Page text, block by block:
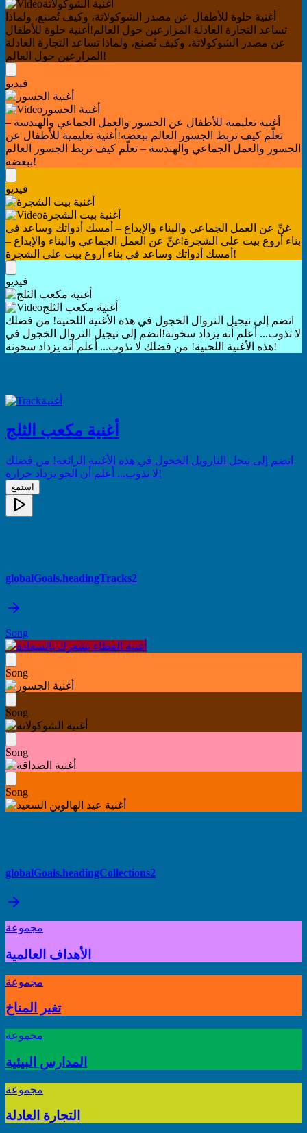
أغنية الشوكولاتة
أغنية حلوة للأطفال عن مصدر الشوكولاتة، وكيف تُصنع، ولماذا
تساعد التجارة العادلة المزارعين حول العالم! أغنية حلوة للأطفال
عن مصدر الشوكولاتة، وكيف تُصنع، ولماذا تساعد التجارة العادلة
المزارعين حول العالم!
فيديو
أغنية الجسور
أغنية تعليمية للأطفال عن الجسور والعمل الجماعي والهندسة –
تعلّم كيف تربط الجسور العالم ببعضه! أغنية تعليمية للأطفال عن
الجسور والعمل الجماعي والهندسة – تعلّم كيف تربط الجسور العالم
ببعضه!
فيديو
أغنية بيت الشجرة
غنِّ عن العمل الجماعي والبناء والإبداع – أمسك أدواتك وساعد في
بناء أروع بيت على الشجرة!غنِّ عن العمل الجماعي والبناء والإبداع –
أمسك أدواتك وساعد في بناء أروع بيت على الشجرة!
فيديو
أغنية مكعب الثلج
انضم إلى نيجيل النروال الخجول في هذه الأغنية اللحنية! من فضلك
لا تذوب... أعلم أنه يزداد سخونة! انضم إلى نيجيل النروال الخجول في
هذه الأغنية اللحنية! من فضلك لا تذوب... أعلم أنه يزداد سخونة!
أغنية
أغنية مكعب الثلج
انضم إلى نيجل النارويل الخجول في هذه الأغنية الرائعة! من فضلك
لا تذوب... أعلم أن الجو يزداد حرارة!
استمع
globalGoals.headingTracks2
Song
Song
Song
Song
Song
globalGoals.headingCollections2
مجموعة
الأهداف العالمية
مجموعة
تغير المناخ
مجموعة
المدارس البيئية
مجموعة
التجارة العادلة